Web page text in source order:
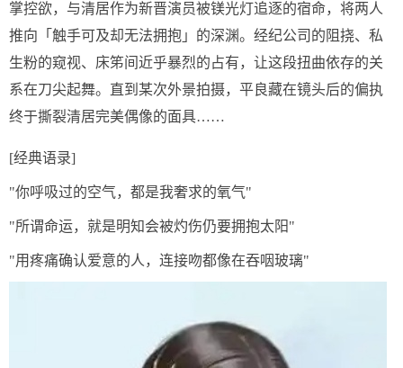
掌控欲，与清居作为新晋演员被镁光灯追逐的宿命，将两人
推向「触手可及却无法拥抱」的深渊。经纪公司的阻挠、私
生粉的窥视、床笫间近乎暴烈的占有，让这段扭曲依存的关
系在刀尖起舞。直到某次外景拍摄，平良藏在镜头后的偏执
终于撕裂清居完美偶像的面具……
[经典语录]
"你呼吸过的空气，都是我奢求的氧气"
"所谓命运，就是明知会被灼伤仍要拥抱太阳"
"用疼痛确认爱意的人，连接吻都像在吞咽玻璃"